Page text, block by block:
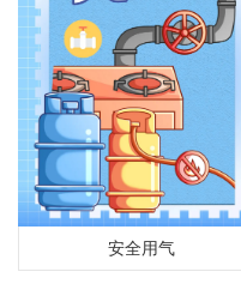
安全用气